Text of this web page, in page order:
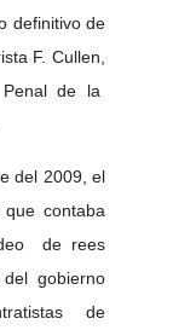
definitivo de
F. Cullen,
de la
del 2009, el
contaba
de rees
gobierno
de